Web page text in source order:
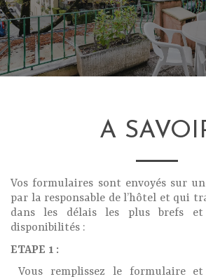
A
Vos formulaires sont envoyés sur
par la responsable de l’hôtel et qui
dans les délais les plus brefs
disponibilités :
ETAPE 1 :
Vous remplissez le formulaire